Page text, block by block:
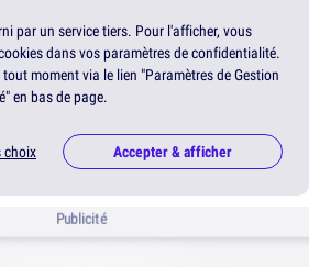
par un service tiers. Pour l'afficher, vous
dans vos paramètres de confidentialité.
moment via le lien "Paramètres de Gestion
en bas de page.
choix Accepter & afficher
Publicité